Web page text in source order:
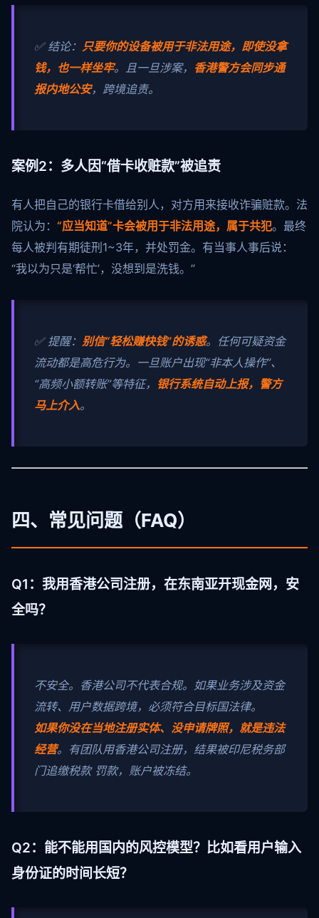
✅ 结论： 只要你的设备被用于非法用途，即使没拿
钱，也一样坐牢。且一旦涉案， 香港警方会同步通
报内地公安，跨境追责。
案例2：多人因“借卡收赃款”被追责
有人把自己的银行卡借给别人，对方用来接收诈骗赃款。法
院认为： “应当知道”卡会被用于非法用途，属于共犯。最终
每人被判有期徒刑1~3年，并处罚金。有当事人事后说：
“我以为只是‘帮忙’，没想到是洗钱。”
✅ 提醒： 别信“轻松赚快钱”的诱惑。任何可疑资金
流动都是高危行为。一旦账户出现“非本人操作”、
“高频小额转账”等特征， 银行系统自动上报，警方
马上介入。
四、常见问题（FAQ）
Q1：我用香港公司注册，在东南亚开现金网，安
全吗？
不安全。香港公司不代表合规。如果业务涉及资金
流转、用户数据跨境，必须符合目标国法律。
如果你没在当地注册实体、没申请牌照，就是违法
经营。有团队用香港公司注册，结果被印尼税务部
门追缴税款 罚款，账户被冻结。
Q2：能不能用国内的风控模型？比如看用户输入
身份证的时间长短？